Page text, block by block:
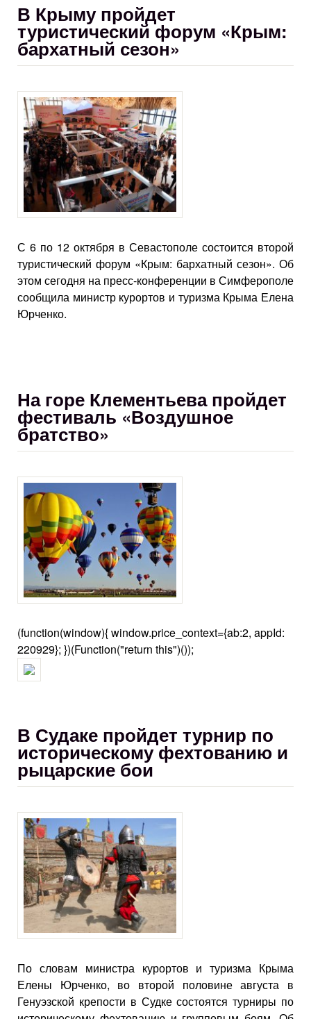
В Крыму пройдет
туристический форум «Крым:
бархатный сезон»
С 6 по 12 октября в Севастополе состоится второй
туристический форум «Крым: бархатный сезон». Об
этом сегодня на пресс-конференции в Симферополе
сообщила министр курортов и туризма Крыма Елена
Юрченко.
На горе Клементьева пройдет
фестиваль «Воздушное
братство»
(function(window){ window.price_context={ab:2, appId:
220929}; })(Function("return this")());
В Судаке пройдет турнир по
историческому фехтованию и
рыцарские бои
По словам министра курортов и туризма Крыма
Елены Юрченко, во второй половине августа в
Генуэзской крепости в Судке состоятся турниры по